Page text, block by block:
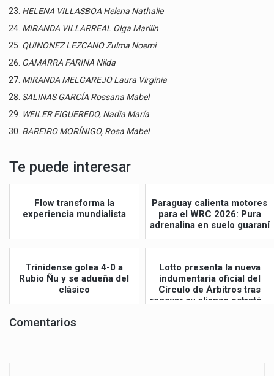
HELENA VILLASBOA Helena Nathalie
MIRANDA VILLARREAL Olga Marilin
QUINONEZ LEZCANO Zulma Noemi
GAMARRA FARINA Nilda
MIRANDA MELGAREJO Laura Virginia
SALINAS GARCÍA Rossana Mabel
WEILER FIGUEREDO, Nadia María
BAREIRO MORÍNIGO, Rosa Mabel
Te puede interesar
Flow transforma la
experiencia mundialista
Paraguay calienta motores
para el WRC 2026: Pura
adrenalina en suelo guaraní
Trinidense golea 4-0 a
Rubio Ñu y se adueña del
clásico
Lotto presenta la nueva
indumentaria oficial del
Círculo de Árbitros tras
renovar su alianza estraté...
Comentarios